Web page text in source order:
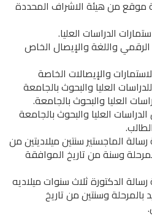
من هيئة الاشراف المحددة
الدراسات العليا.
واللغة والإيصال الخاص
والإيصالات الخاصة
العليا والبحوث بالجامعة
العليا والبحوث بالجامعة.
العليا والبحوث بالجامعة
الماجستير سنتين ميلاديتين من
وسنة من تاريخ الموافقة
الدكتورة ثلاث سنوات ميلاديه
وسنتين من تاريخ